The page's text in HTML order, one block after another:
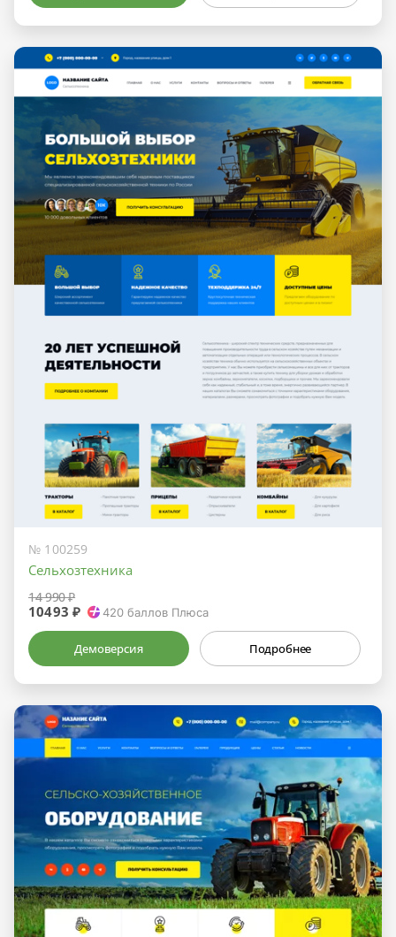
№ 100259
Сельхозтехника
14 990 ₽
10493 ₽ 420 баллов Плюса
Демоверсия Подробнее